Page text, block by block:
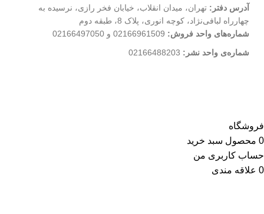
آدرس دفتر: تهران، میدان انقلاب، خیابان فخر رازی، نرسیده به
چهارراه لبافی‌نژاد، کوچه انوری، پلاک 8، طبقه دوم
شماره‌های واحد فروش: 02166961509 و 02166497050
شماره‌‌ی واحد نشر:
فروشگاه
0 محصول سبد خرید
حساب کاربری من
0 علاقه مندی